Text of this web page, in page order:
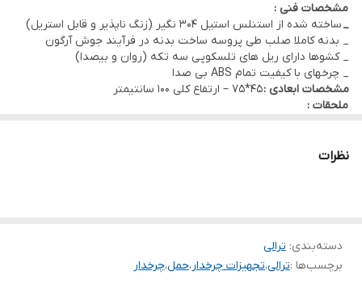
مشخصات فنی :
_ساخته شده از استنلس استیل 304 نگیر (زنگ ناپذیر و قابل استریل)
_ بدنه کاملا صلب طی پروسه ساخت بدنه در فرآیند جوش آرگون
_ کشوها دارای ریل های تلسکوپی سه تکه (روان و بیصدا)
_ چرخهای با کیفیت تمام ABS بی صدا
مشخصات ابعادی :
ملحقات :
✓ سه راهی برق
نظرات
دسته‌بندی: ترالی
برچسب‌ها :ترالی،تجهیزات چرخدار،حمل،چرخدار